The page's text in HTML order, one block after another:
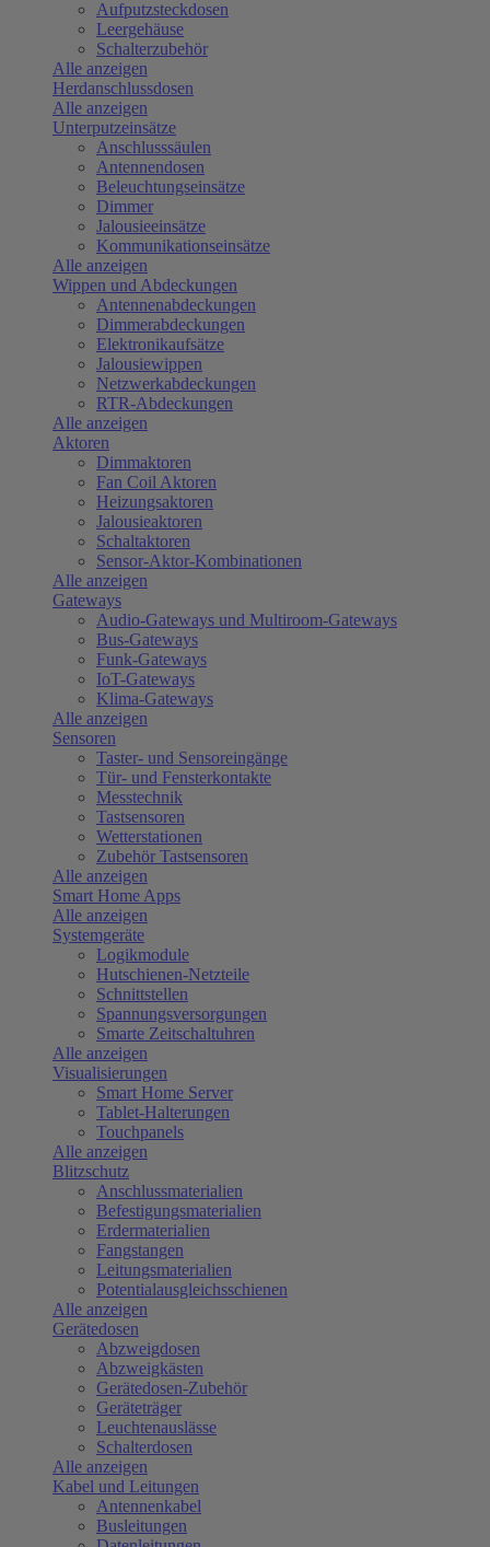
Aufputzsteckdosen
Leergehäuse
Schalterzubehör
Alle anzeigen
Herdanschlussdosen
Alle anzeigen
Unterputzeinsätze
Anschlusssäulen
Antennendosen
Beleuchtungseinsätze
Dimmer
Jalousieeinsätze
Kommunikationseinsätze
Alle anzeigen
Wippen und Abdeckungen
Antennenabdeckungen
Dimmerabdeckungen
Elektronikaufsätze
Jalousiewippen
Netzwerkabdeckungen
RTR-Abdeckungen
Alle anzeigen
Aktoren
Dimmaktoren
Fan Coil Aktoren
Heizungsaktoren
Jalousieaktoren
Schaltaktoren
Sensor-Aktor-Kombinationen
Alle anzeigen
Gateways
Audio-Gateways und Multiroom-Gateways
Bus-Gateways
Funk-Gateways
IoT-Gateways
Klima-Gateways
Alle anzeigen
Sensoren
Taster- und Sensoreingänge
Tür- und Fensterkontakte
Messtechnik
Tastsensoren
Wetterstationen
Zubehör Tastsensoren
Alle anzeigen
Smart Home Apps
Alle anzeigen
Systemgeräte
Logikmodule
Hutschienen-Netzteile
Schnittstellen
Spannungsversorgungen
Smarte Zeitschaltuhren
Alle anzeigen
Visualisierungen
Smart Home Server
Tablet-Halterungen
Touchpanels
Alle anzeigen
Blitzschutz
Anschlussmaterialien
Befestigungsmaterialien
Erdermaterialien
Fangstangen
Leitungsmaterialien
Potentialausgleichsschienen
Alle anzeigen
Gerätedosen
Abzweigdosen
Abzweigkästen
Gerätedosen-Zubehör
Geräteträger
Leuchtenauslässe
Schalterdosen
Alle anzeigen
Kabel und Leitungen
Antennenkabel
Busleitungen